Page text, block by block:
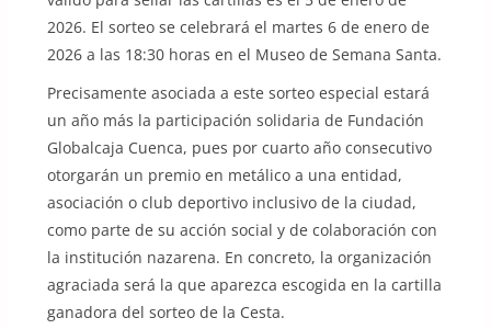
2026. El sorteo se celebrará el martes 6 de enero de
2026 a las 18:30 horas en el Museo de Semana Santa.
Precisamente asociada a este sorteo especial estará
un año más la participación solidaria de Fundación
Globalcaja Cuenca, pues por cuarto año consecutivo
otorgarán un premio en metálico a una entidad,
asociación o club deportivo inclusivo de la ciudad,
como parte de su acción social y de colaboración con
la institución nazarena. En concreto, la organización
agraciada será la que aparezca escogida en la cartilla
ganadora del sorteo de la Cesta.